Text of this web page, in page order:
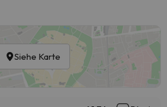
Siehe Karte